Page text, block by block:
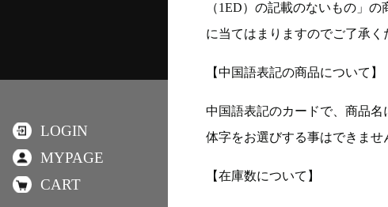
（1ED）の記載のないもの」
に当てはまりますのでご了承く
【中国語表記の商品について】
中国語表記のカードで、商品
体字をお選びする事はできませ
【在庫数について】
LOGIN
MYPAGE
CART